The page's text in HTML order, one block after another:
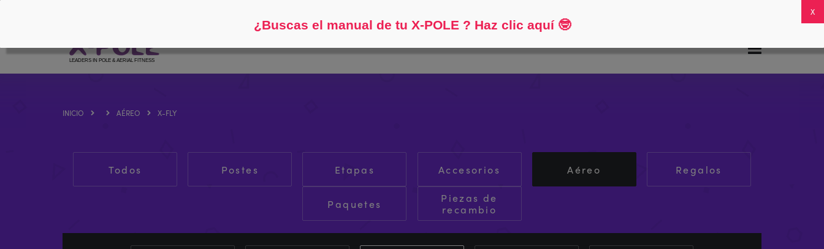
INICIO AÉREO X-FLY
Todos Postes Etapas Accesorios Aéreo Regalos
Paquetes
Piezas de
recambio
¿Buscas el manual de tu X-POLE ? Haz clic aquí🤓